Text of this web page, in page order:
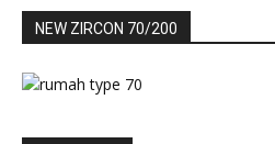
NEW ZIRCON 70/200